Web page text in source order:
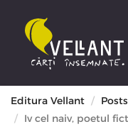
Editura Vellant
Posts
Iv cel naiv, poetul